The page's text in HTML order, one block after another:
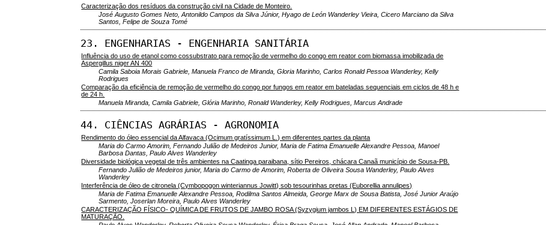
Caracterização dos resíduos da construção civil na Cidade de Monteiro.
José Augusto Gomes Neto, Antonildo Campos da Silva Júnior, Hyago de León Wanderley Vieira, Cicero Marciano da Silva
Santos, Felipe de Souza Tomé
23. ENGENHARIAS - ENGENHARIA SANITÁRIA
Influência do uso de etanol como cossubstrato para remoção de vermelho do congo em reator com biomassa imobilizada de
Aspergillus niger AN 400
Camila Saboia Morais Gabriele, Manuela Franco de Miranda, Gloria Marinho, Carlos Ronald Pessoa Wanderley, Kelly
Rodrigues
Comparação da eficiência de remoção de vermelho do congo por fungos em reator em bateladas sequenciais em ciclos de 48 h e
de 24 h.
Manuela Miranda, Camila Gabriele, Glória Marinho, Ronald Wanderley, Kelly Rodrigues, Marcus Andrade
44. CIÊNCIAS AGRÁRIAS - AGRONOMIA
Rendimento do óleo essencial da Alfavaca (Ocimum gratíssimum L.) em diferentes partes da planta
Maria do Carmo Amorim, Fernando Julião de Medeiros Junior, Maria de Fatima Emanuelle Alexandre Pessoa, Manoel
Barbosa Dantas, Paulo Alves Wanderley
Diversidade biológica vegetal de três ambientes na Caatinga paraibana, sítio Pereiros, chácara Canaã município de Sousa-PB.
Fernando Julião de Medeiros junior, Maria do Carmo de Amorim, Roberta de Oliveira Sousa Wanderley, Paulo Alves
Wanderley
Interferência de óleo de citronela (Cymbopogon winteriannus Jowitt) sob tesourinhas pretas (Euborellia annulipes)
Maria de Fatima Emanuelle Alexandre Pessoa, Rodilma Santos Almeida, George Marx de Sousa Batista, José Junior Araújo
Sarmento, Joserlan Moreira, Paulo Alves Wanderley
CARACTERIZAÇÃO FÍSICO- QUÍMICA DE FRUTOS DE JAMBO ROSA (Syzygium jambos L) EM DIFERENTES ESTÁGIOS DE
MATURAÇÃO.